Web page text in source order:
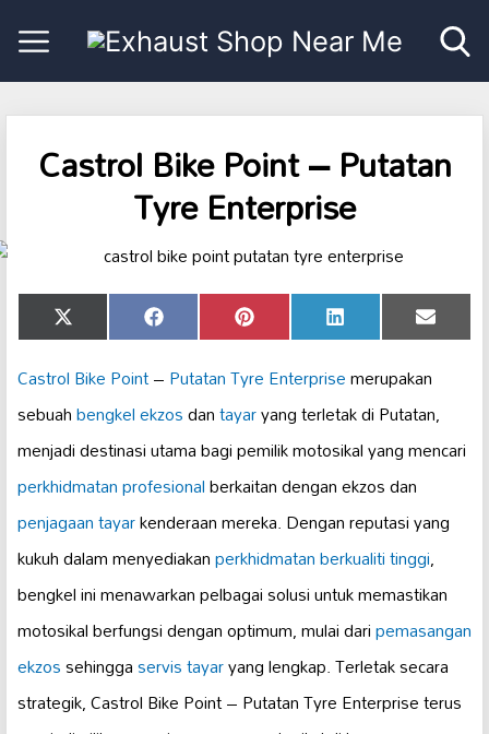
Castrol Bike Point – Putatan
Tyre Enterprise
Share
on
X
(Twitter)
Share
on
Facebook Share
on
Pinterest Share
on
LinkedIn Share
on
Email
Castrol Bike Point–Putatan Tyre Enterprisemerupakan
sebuahbengkel ekzosdantayaryang terletak di Putatan,
menjadi destinasi utama bagi pemilik motosikal yang mencari
perkhidmatan profesionalberkaitan dengan ekzos dan
penjagaan tayarkenderaan mereka. Dengan reputasi yang
kukuh dalam menyediakanperkhidmatan berkualiti tinggi,
bengkel ini menawarkan pelbagai solusi untuk memastikan
motosikal berfungsi dengan optimum, mulai daripemasangan
ekzossehinggaservis tayaryang lengkap. Terletak secara
strategik, Castrol Bike Point – Putatan Tyre Enterprise terus